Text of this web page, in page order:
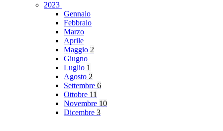
2023
Gennaio
Febbraio
Marzo
Aprile
Maggio 2
Giugno
Luglio 1
Agosto 2
Settembre 6
Ottobre 11
Novembre 10
Dicembre 3